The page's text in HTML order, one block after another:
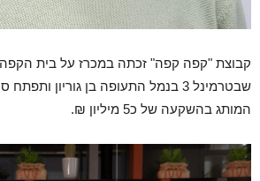
קבוצת "קפה קפה" זכתה במכרז על בית
שבטרמינל 3 בנמל התעופה בן גוריון
המותג בהשקעה של כ5 מיליון ₪.